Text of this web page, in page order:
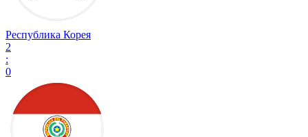
Республика Корея
2
:
0